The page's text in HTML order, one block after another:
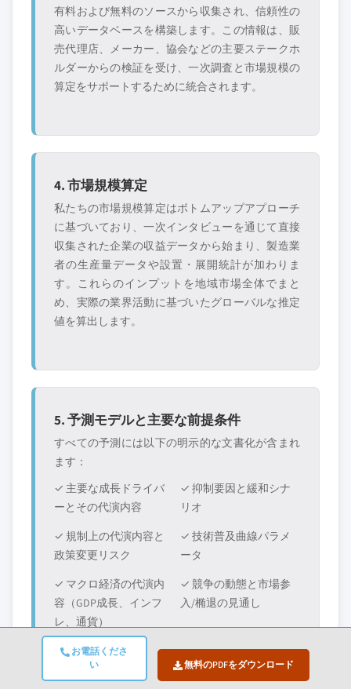
お電話くださ
い
無料のPDFをダウンロード
有料および無料のソースから収集され、信頼性の
高いデータベースを構築します。この情報は、販
売代理店、メーカー、協会などの主要ステークホ
ルダーからの検証を受け、一次調査と市場規模の
算定をサポートするために統合されます。
4. 市場規模算定
私たちの市場規模算定はボトムアップアプローチ
に基づいており、一次インタビューを通じて直接
収集された企業の収益データから始まり、製造業
者の生産量データや設置・展開統計が加わりま
す。これらのインプットを地域市場全体でまと
め、実際の業界活動に基づいたグローバルな推定
値を算出します。
5. 予測モデルと主要な前提条件
すべての予測には以下の明示的な文書化が含まれ
ます：
✓ 主要な成長ドライバ
ーとその代演内容
✓ 抑制要因と緩和シナ
リオ
✓ 規制上の代演内容と
政策変更リスク
✓ 技術普及曲線パラメ
ータ
✓ マクロ経済の代演内
容（GDP成長、インフ
レ、通貨）
✓ 競争の動態と市場参
入/椭退の見通し